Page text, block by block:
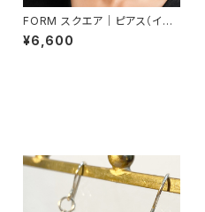
FORM スクエア｜ピアス（イヤ
リング交換可）
¥6,600